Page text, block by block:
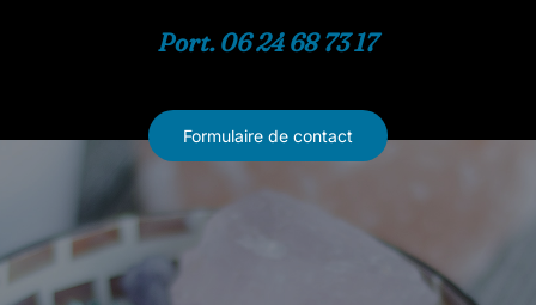
Port. 06 24 68 73 17
Formulaire de contact